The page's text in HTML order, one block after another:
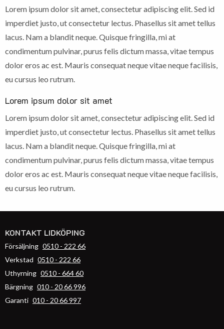
Lorem ipsum dolor sit amet, consectetur adipiscing elit. Sed id
imperdiet justo, ut consectetur lectus. Phasellus sit amet tellus
lacus. Nam a blandit neque. Quisque fringilla, mi at
condimentum pulvinar, purus felis dictum massa, vitae tempus
dolor eros ac est. Mauris consequat neque vitae neque facilisis,
eu cursus leo rutrum.
Lorem ipsum dolor sit amet
Lorem ipsum dolor sit amet, consectetur adipiscing elit. Sed id
imperdiet justo, ut consectetur lectus. Phasellus sit amet tellus
lacus. Nam a blandit neque. Quisque fringilla, mi at
condimentum pulvinar, purus felis dictum massa, vitae tempus
dolor eros ac est. Mauris consequat neque vitae neque facilisis,
eu cursus leo rutrum.
KONTAKT LIDKÖPING
Försäljning 0510 - 222 66
Verkstad 0510 - 222 66
Uthyrning 0510 - 664 60
Bärgning 010 - 20 66 996
Garanti 010 - 20 66 997